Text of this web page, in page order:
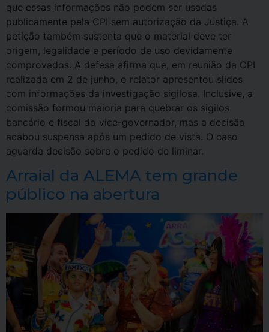
que essas informações não podem ser usadas
publicamente pela CPI sem autorização da Justiça. A
petição também sustenta que o material deve ter
origem, legalidade e período de uso devidamente
comprovados. A defesa afirma que, em reunião da CPI
realizada em 2 de junho, o relator apresentou slides
com informações da investigação sigilosa. Inclusive, a
comissão formou maioria para quebrar os sigilos
bancário e fiscal do vice-governador, mas a decisão
acabou suspensa após um pedido de vista. O caso
aguarda decisão sobre o pedido de liminar.
Arraial da ALEMA tem grande
público na abertura